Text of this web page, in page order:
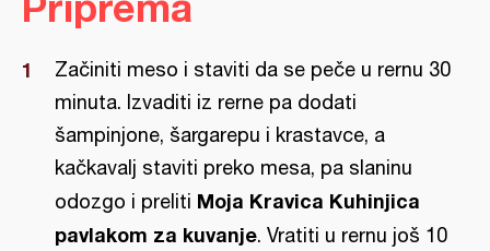
Začiniti meso i staviti da se peče u rernu 30
minuta. Izvaditi iz rerne pa dodati
šampinjone, šargarepu i krastavce, a
kačkavalj staviti preko mesa, pa slaninu
odozgo i preliti Moja Kravica Kuhinjica
pavlakom za kuvanje. Vratiti u rernu još 10